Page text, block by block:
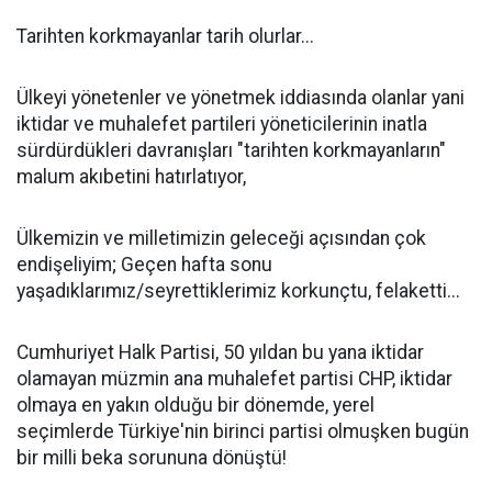
Tarihten korkmayanlar tarih olurlar...
Ülkeyi yönetenler ve yönetmek iddiasında olanlar yani
iktidar ve muhalefet partileri yöneticilerinin inatla
sürdürdükleri davranışları "tarihten korkmayanların"
malum akıbetini hatırlatıyor,
Ülkemizin ve milletimizin geleceği açısından çok
endişeliyim; Geçen hafta sonu
yaşadıklarımız/seyrettiklerimiz korkunçtu, felaketti...
Cumhuriyet Halk Partisi, 50 yıldan bu yana iktidar
olamayan müzmin ana muhalefet partisi CHP, iktidar
olmaya en yakın olduğu bir dönemde, yerel
seçimlerde Türkiye'nin birinci partisi olmuşken bugün
bir milli beka sorununa dönüştü!